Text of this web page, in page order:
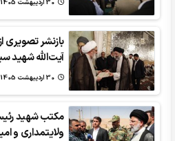
بازنشر تصویری
آیت‌الله شهید
مکتب شهید
ولایتمداری و